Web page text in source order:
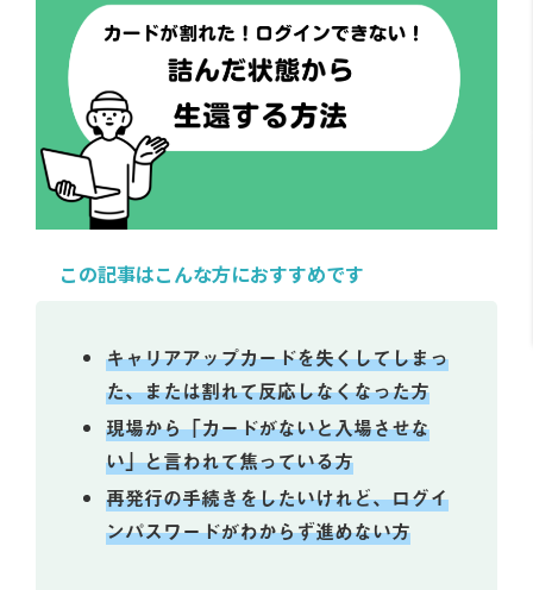
この記事はこんな方におすすめです
キャリアアップカードを失くしてしまっ
た、または割れて反応しなくなった方
現場から「カードがないと入場させな
い」と言われて焦っている方
再発行の手続きをしたいけれど、ログイ
ンパスワードがわからず進めない方